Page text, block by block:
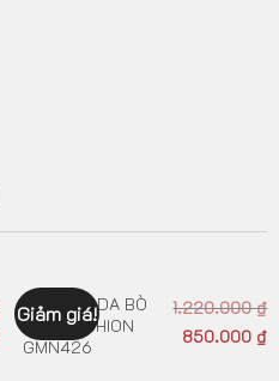
Giảm giá!
GIÀY MỌI DA BÒ
NEW FASHION
GMN426
1.220.000₫
850.000 ₫